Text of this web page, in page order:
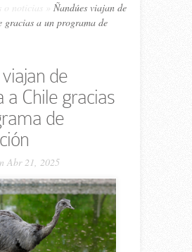
o noticias
Ñandúes viajan de
a un programa de
de
a Chile gracias
de
Abr 21, 2025